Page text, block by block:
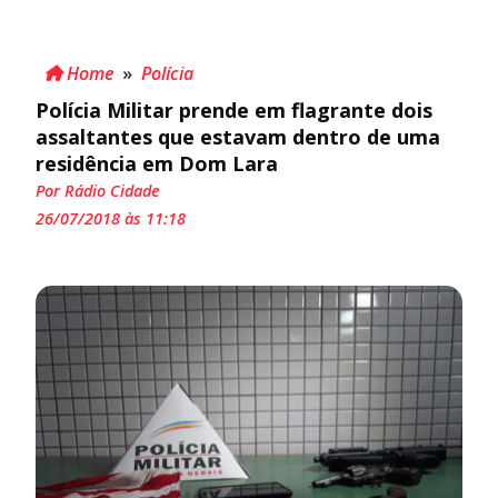
Home » Polícia
Polícia Militar prende em flagrante dois
assaltantes que estavam dentro de uma
residência em Dom Lara
Por Rádio Cidade
26/07/2018 às 11:18